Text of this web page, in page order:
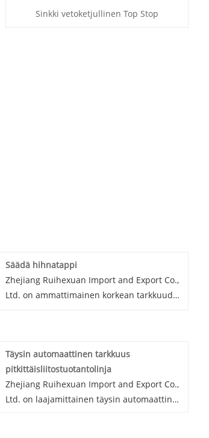
Sinkki vetoketjullinen Top Stop
Säädä hihnatappi
Zhejiang Ruihexuan Import and Export Co.,
Ltd. on ammattimainen korkean tarkkuuden
suunnittelu, tuotanto-, tuonti- ja
vientikauppa, nappiin liittyvät
tuotantolaitteiden valmistus ja myynti.
Ammattitaitoisen valmistajan avulla
Täysin automaattinen tarkkuus
pitkittäisliitostuotantolinja
Zhejiang Ruihexuan Import and Export Co.,
Ltd. on laajamittainen täysin automaattinen